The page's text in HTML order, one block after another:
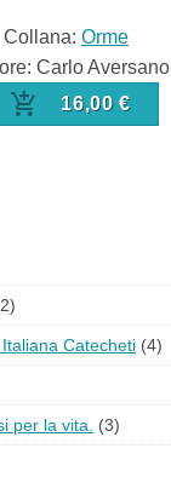
Collana: Orme
Carlo Aversano
16,00 €
Catecheti (4)
per la vita. (3)